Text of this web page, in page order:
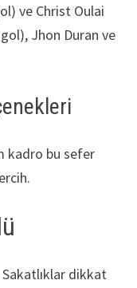
ve Christ Oulai
Jhon Duran ve
kadro bu sefer
Sakatlıklar dikkat